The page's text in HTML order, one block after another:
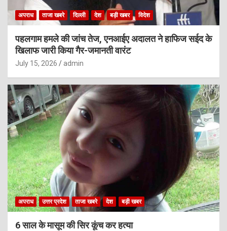
अपराध ताजा खबरे दिल्ली देश बड़ी खबर विदेश
पहलगाम हमले की जांच तेज, एनआईए अदालत ने हाफिज सईद के
खिलाफ जारी किया गैर-जमानती वारंट
July 15, 2026 admin
अपराध उत्तर प्रदेश ताजा खबरे देश बड़ी खबर
6 साल के मासूम की सिर कूंच कर हत्या